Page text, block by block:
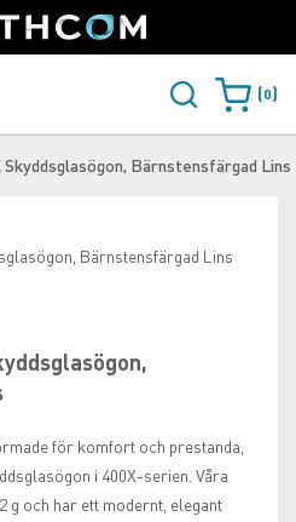
Varukorgen
0
Skyddsglasögon, Bärnstensfärgad Lins
för komfort och prestanda,
i 400X-serien. Våra
g och har ett modernt, elegant